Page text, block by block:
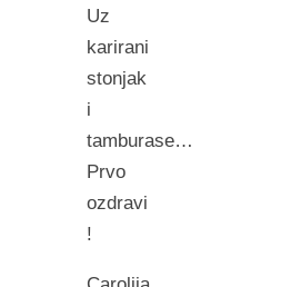
Uz
karirani
stonjak
i
tamburase…
Prvo
ozdravi
!